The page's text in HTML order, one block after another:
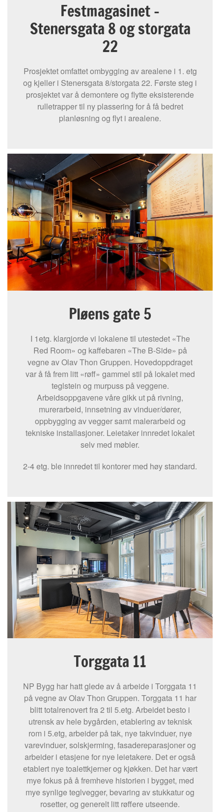
Festmagasinet -
Stenersgata 8 og storgata
22
Prosjektet omfattet ombygging av arealene i 1. etg
og kjeller i Stenersgata 8/storgata 22. Første steg i
prosjektet var å demontere og flytte eksisterende
rulletrapper til ny plassering for å få bedret
planløsning og flyt i arealene.
Pløens gate 5
I 1etg. klargjorde vi lokalene til utestedet «The
Red Room» og kaffebaren «The B-Side» på
vegne av Olav Thon Gruppen. Hovedoppdraget
var å få frem litt «røff» gammel stil på lokalet med
teglstein og murpuss på veggene.
Arbeidsoppgavene våre gikk ut på rivning,
murerarbeid, innsetning av vinduer/dører,
oppbygging av vegger samt malerarbeid og
tekniske installasjoner. Leietaker innredet lokalet
selv med møbler.
2-4 etg. ble innredet til kontorer med høy standard.
Torggata 11
NP Bygg har hatt glede av å arbeide i Torggata 11
på vegne av Olav Thon Gruppen. Torggata 11 har
blitt totalrenovert fra 2 til 5.etg. Arbeidet besto i
utrensk av hele bygården, etablering av teknisk
rom i 5.etg, arbeider på tak, nye takvinduer, nye
varevinduer, solskjerming, fasadereparasjoner og
arbeider i etasjene for nye leietakere. Det er også
etablert nye toalettkjerner og kjøkken. Det har vært
mye fokus på å fremheve historien i bygget, med
mye synlige teglvegger, bevaring av stukkatur og
rosetter, og generelt litt røffere utseende.